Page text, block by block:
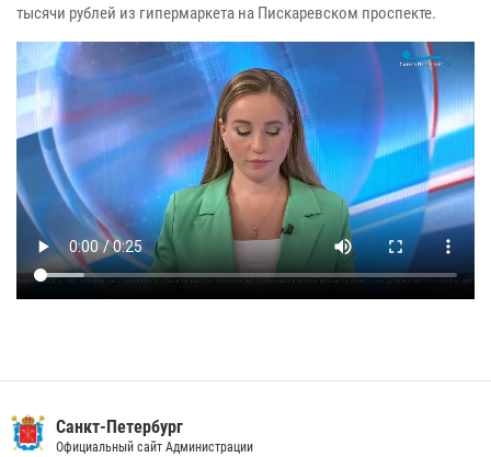
тысячи рублей из гипермаркета на Пискаревском проспекте.
Санкт-Петербург
Официальный сайт Администрации